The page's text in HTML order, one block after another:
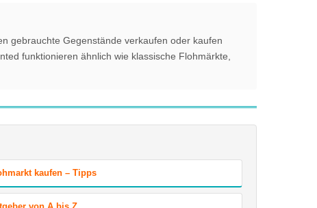
gebrauchte Gegenstände verkaufen oder kaufen
funktionieren ähnlich wie klassische Flohmärkte,
kaufen – Tipps